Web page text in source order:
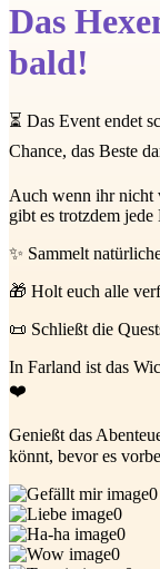
Das
bald!
⏳ Das Event endet
Chance, das Beste
Auch wenn ihr nicht
gibt es trotzdem
✨ Sammelt
🎁 Holt euch alle
📜 Schließt die
In Farland ist das
❤️
Genießt das
könnt, bevor es
0
0
0
0